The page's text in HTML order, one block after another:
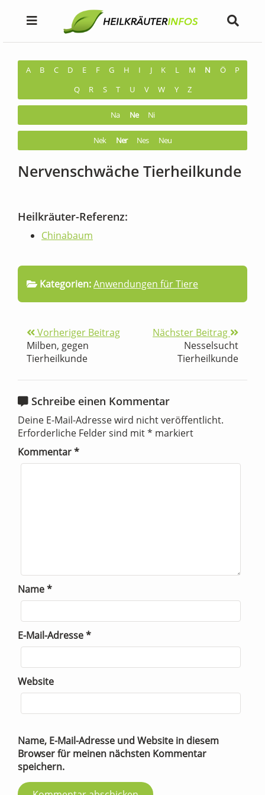
A B C D E F G H I J K L M N Ö
P
Q
R S T U V W Y Z
Na Ne Ni
Nek Ner Nes Neu
Nervenschwäche Tierheilkunde
Heilkräuter-Referenz:
Chinabaum
Kategorien:Anwendungen für Tiere
Vorheriger Beitrag
Milben, gegen
Tierheilkunde
Nächster Beitrag
Nesselsucht
Tierheilkunde
Schreibe einen Kommentar
Deine E-Mail-Adresse wird nicht veröffentlicht.
Erforderliche Felder sind mit* markiert
Kommentar*
Name*
E-Mail-Adresse*
Website
Name, E-Mail-Adresse und Website in diesem
Browser für meinen nächsten Kommentar
speichern.